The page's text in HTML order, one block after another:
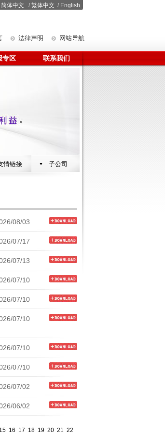
简体中文 / 繁体中文 / English
网站导航
法律声明
专区 联系我们
子公司
情链接
08/03
07/17
07/13
07/10
07/10
07/10
07/10
07/10
07/02
06/02
15 16 17 18 19 20 21 22